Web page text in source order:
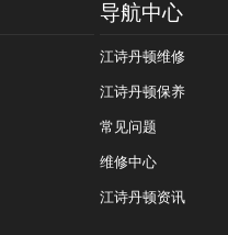
导航中心
江诗丹顿维修
江诗丹顿保养
常见问题
维修中心
江诗丹顿资讯